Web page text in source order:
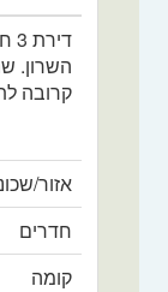
השרון.
קרובה
אזור/
חדרים
קומה